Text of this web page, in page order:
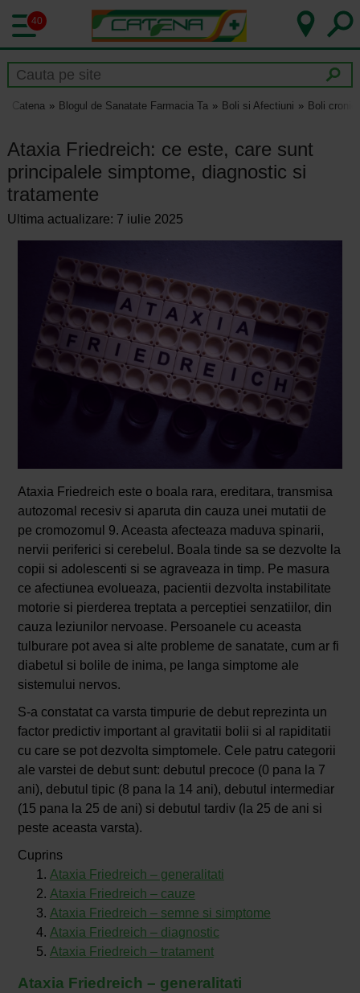
40
Catena Blogul de Sanatate Farmacia Ta Boli si Afectiuni Boli
Ataxia Friedreich: ce este, care sunt
principalele simptome, diagnostic si
tratamente
Ultima actualizare: 7 iulie 2025
Ataxia Friedreich este o boala rara, ereditara, transmisa
autozomal recesiv si aparuta din cauza unei mutatii de
pe cromozomul 9. Aceasta afecteaza maduva spinarii,
nervii periferici si cerebelul. Boala tinde sa se dezvolte la
copii si adolescenti si se agraveaza in timp. Pe masura
ce afectiunea evolueaza, pacientii dezvolta instabilitate
motorie si pierderea treptata a perceptiei senzatiilor, din
cauza leziunilor nervoase. Persoanele cu aceasta
tulburare pot avea si alte probleme de sanatate, cum ar fi
diabetul si bolile de inima, pe langa simptome ale
sistemului nervos.
S-a constatat ca varsta timpurie de debut reprezinta un
factor predictiv important al gravitatii bolii si al rapiditatii
cu care se pot dezvolta simptomele. Cele patru categorii
ale varstei de debut sunt: ​​debutul precoce (0 pana la 7
ani), debutul tipic (8 pana la 14 ani), debutul intermediar
(15 pana la 25 de ani) si debutul tardiv (la 25 de ani si
peste aceasta varsta).
Cuprins
Ataxia Friedreich – generalitati
Ataxia Friedreich – cauze
Ataxia Friedreich – semne si simptome
Ataxia Friedreich – diagnostic
Ataxia Friedreich – tratament
Ataxia Friedreich – generalitati